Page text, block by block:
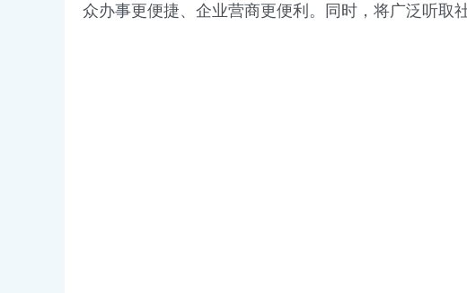
众办事更便捷、企业营商更便利。同时，将广泛听取